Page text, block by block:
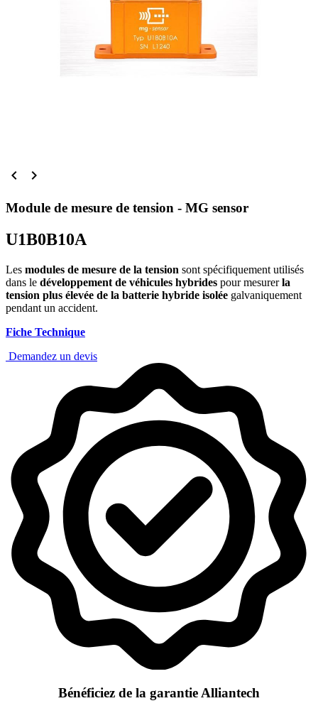
 
Module de mesure de tension - MG sensor
U1B0B10A
Les modules de mesure de la tension sont spécifiquement utilisés
dans le développement de véhicules hybrides pour mesurerla
tension plus élevée de la batterie hybride isolée galvaniquement
pendant un accident.
Fiche Technique
Demandez un devis
Bénéficiez de la garantie Alliantech